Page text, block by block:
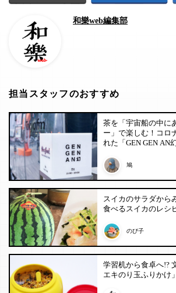
和樂web編集部
担当スタッフのおすすめ
茶を「宇宙船の中に
ー」で楽しむ！コロ
れた「GEN GEN AN
鳩
スイカのサラダから
食べるスイカのレシ
のび子
学習机から食卓へ!?
エキのり玉ふりかけ